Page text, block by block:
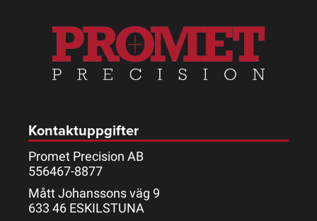
Kontaktuppgifter
Promet Precision AB
556467-8877
Mått Johanssons väg 9
633 46 ESKILSTUNA